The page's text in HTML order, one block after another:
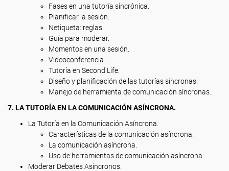
Fases en una tutoría sincrónica.
Planificar la sesión.
Netiqueta: reglas.
Guía para moderar.
Momentos en una sesión.
Videoconferencia.
Tutoría en Second Life.
Diseño y planificación de las tutorías síncronas.
Manejo de herramienta de comunicación síncronas.
7. LA TUTORÍA EN LA COMUNICACIÓN ASÍNCRONA.
La Tutoría en la Comunicación Asíncrona.
Características de la comunicación asíncrona.
La comunicación asíncrona.
Uso de herramientas de comunicación asíncrona.
Moderar Debates Asíncronos.